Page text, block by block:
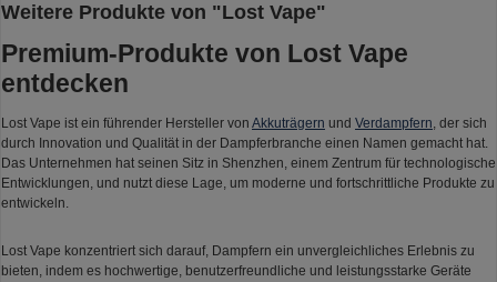
Weitere Produkte von "Lost Vape"
Premium-Produkte von Lost Vape
entdecken
Lost Vape ist ein führender Hersteller von Akkuträgern und Verdampfern , der sich
durch Innovation und Qualität in der Dampferbranche einen Namen gemacht hat.
Das Unternehmen hat seinen Sitz in Shenzhen, einem Zentrum für technologische
Entwicklungen, und nutzt diese Lage, um moderne und fortschrittliche Produkte zu
entwickeln.
Lost Vape konzentriert sich darauf, Dampfern ein unvergleichliches Erlebnis zu
bieten, indem es hochwertige, benutzerfreundliche und leistungsstarke Geräte